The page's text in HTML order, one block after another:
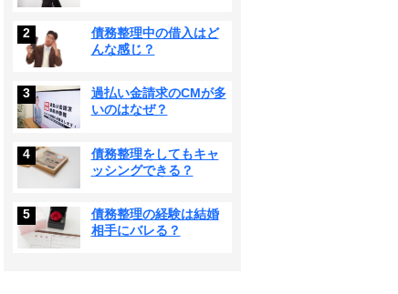
2
債務整理中の借入はど
んな感じ？
3
過払い金請求のCMが多
いのはなぜ？
4
債務整理をしてもキャ
ッシングできる？
5
債務整理の経験は結婚
相手にバレる？